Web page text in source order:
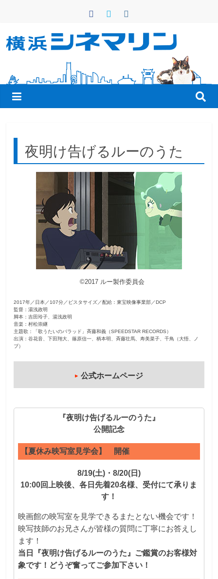
ン
横
浜
シ
ネ
マ
こ
の
で
夜明け告げるルーのうた
©2017 ルー製作委員会
2017年／日本／107分／ビスタサイズ／配給：東宝映像事業部／DCP
監督：湯浅政明
脚本：吉田玲子、湯浅政明
音楽：村松崇継
主題歌：「歌うたいのバラッド」斉藤和義（SPEEDSTAR RECORDS）
出演：谷花音、下田翔大、篠原信一、柄本明、斉藤壮馬、寿美菜子、千鳥（大悟、ノ
ブ）
公式ホームページ
『夜明け告げるルーのうた』
公開記念
【夏休み映写室見学会】 開催
8/19(土)・8/20(日)
10:00回上映後、各日先着20名様、受付にて承りま
す！
映画館の映写室を見学できるまたとない機会です！
映写技師のお兄さんが皆様の質問に丁寧にお答えし
ます！
当日『夜明け告げるルーのうた』ご鑑賞のお客様対
象です！どうぞ奮ってご参加下さい！